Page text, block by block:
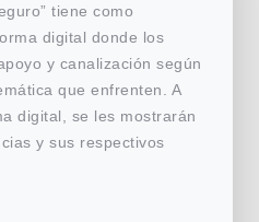
tiene como
digital donde los
y canalización según
que enfrenten. A
digital, se les mostrarán
y sus respectivos